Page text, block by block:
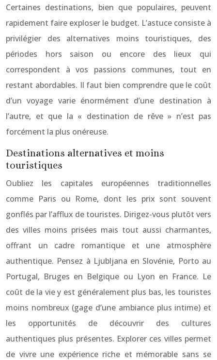
Certaines destinations, bien que populaires, peuvent
rapidement faire exploser le budget. L’astuce consiste à
privilégier des alternatives moins touristiques, des
périodes hors saison ou encore des lieux qui
correspondent à vos passions communes, tout en
restant abordables. Il faut bien comprendre que le coût
d’un voyage varie énormément d’une destination à
l’autre, et que la « destination de rêve » n’est pas
forcément la plus onéreuse.
Destinations alternatives et moins
touristiques
Oubliez les capitales européennes traditionnelles
comme Paris ou Rome, dont les prix sont souvent
gonflés par l’afflux de touristes. Dirigez-vous plutôt vers
des villes moins prisées mais tout aussi charmantes,
offrant un cadre romantique et une atmosphère
authentique. Pensez à Ljubljana en Slovénie, Porto au
Portugal, Bruges en Belgique ou Lyon en France. Le
coût de la vie y est généralement plus bas, les touristes
moins nombreux (gage d’une ambiance plus intime) et
les opportunités de découvrir des cultures
authentiques plus présentes. Explorer ces villes permet
de vivre une expérience riche et mémorable sans se